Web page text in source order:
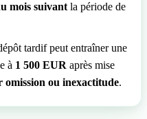
mois suivant la période de
tardif peut entraîner une
à 1 500 EUR après mise
omission ou inexactitude.